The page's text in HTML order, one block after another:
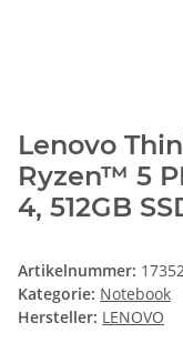
Lenovo
Ryzen™ 5
4, 512GB
Artikelnummer:
Kategorie: Notebook
Hersteller: LENOVO